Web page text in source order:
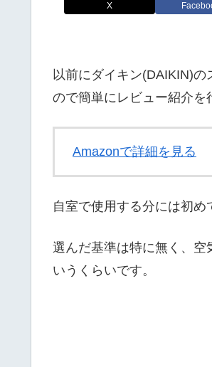
X
以前にダイキン(DAIKIN)の
ので簡単にレビュー紹介を
Amazonで詳細を見る
自室で使用する分には初め
選んだ基準は特に無く、空
いうくらいです。